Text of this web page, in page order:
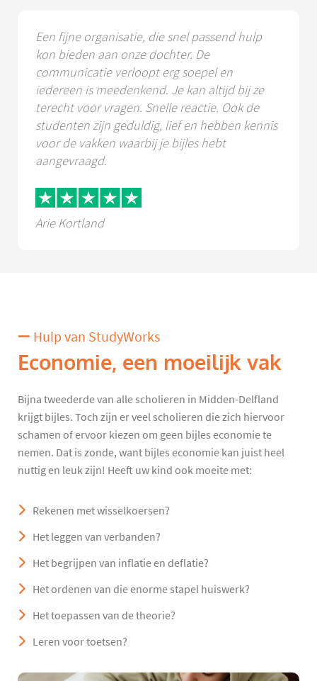
Een fijne organisatie, die snel passend hulp
kon bieden aan onze dochter. De
communicatie verloopt erg soepel en
iedereen is meedenkend. Je kan altijd bij ze
terecht voor vragen. Snelle reactie. Ook de
studenten zijn geduldig, lief en hebben kennis
voor de vakken waarbij je bijles hebt
aangevraagd.
Arie Kortland
Hulp van StudyWorks
Economie, een moeilijk vak
Bijna tweederde van alle scholieren in Midden-Delfland
krijgt bijles. Toch zijn er veel scholieren die zich hiervoor
schamen of ervoor kiezen om geen bijles economie te
nemen. Dat is zonde, want bijles economie kan juist heel
nuttig en leuk zijn! Heeft uw kind ook moeite met:
Rekenen met wisselkoersen?
Het leggen van verbanden?
Het begrijpen van inflatie en deflatie?
Het ordenen van die enorme stapel huiswerk?
Het toepassen van de theorie?
Leren voor toetsen?